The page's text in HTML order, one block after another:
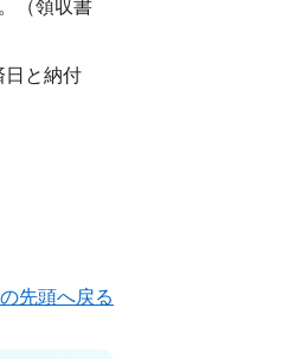
（領収書
日と納付
先頭へ戻る